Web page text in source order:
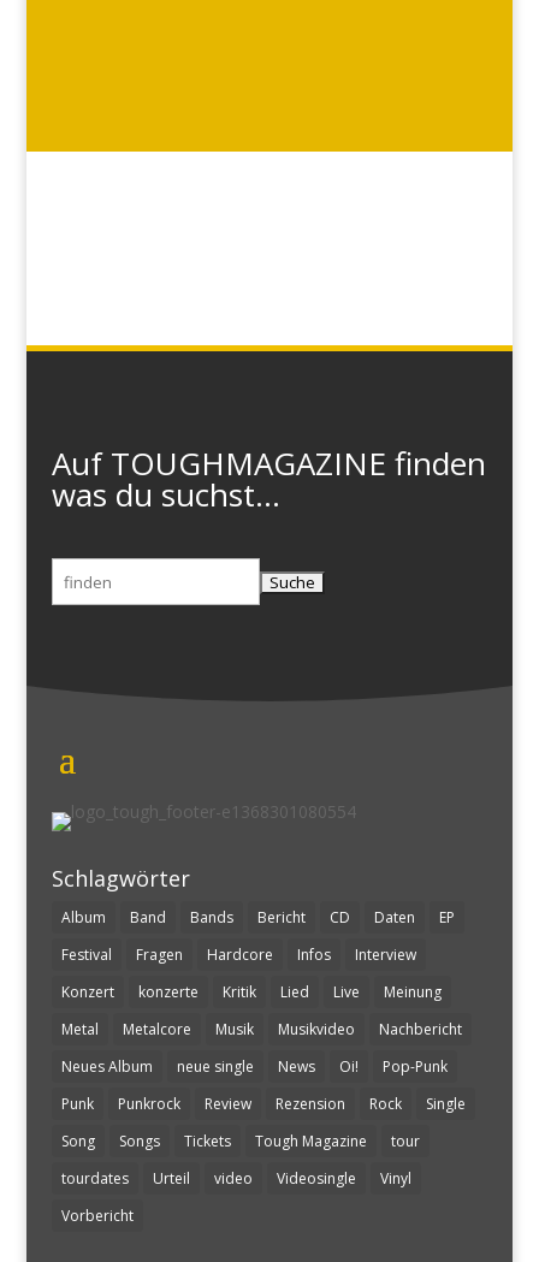
Auf TOUGHMAGAZINE finden
was du suchst...
Suchen
nach:
Schlagwörter
Album Band Bands Bericht CD Daten
EP
Festival
Fragen Hardcore Infos
Interview
Konzert
konzerte Kritik Lied Live
Meinung
Metal
Metalcore Musik Musikvideo
Nachbericht
Neues Album
neue single News Oi!
Pop-Punk
Punk
Punkrock Review Rezension Rock
Single
Song
Songs Tickets Tough Magazine
tour
tourdates
Urteil video Videosingle
Vinyl
Vorbericht